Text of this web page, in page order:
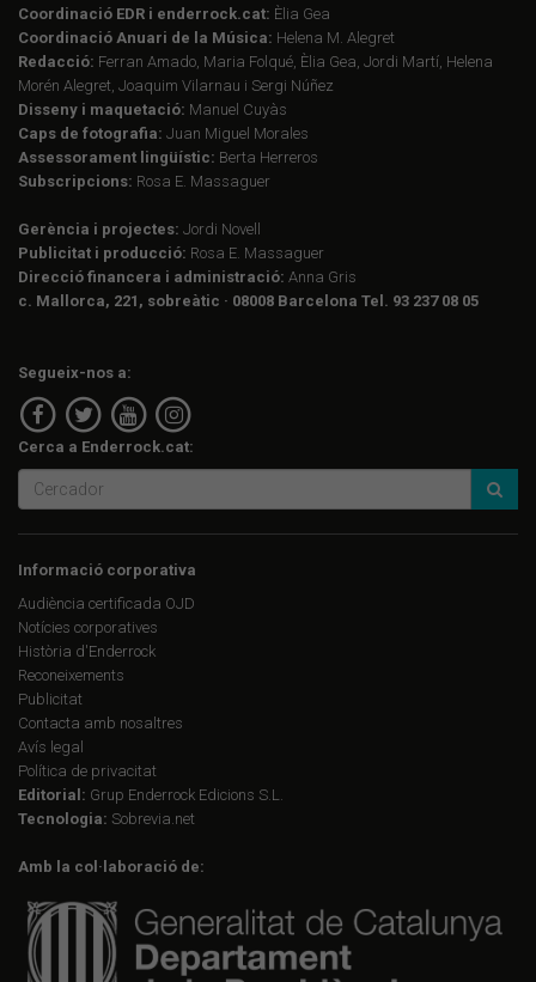
Coordinació EDR i enderrock.cat: Èlia Gea
Coordinació Anuari de la Música: Helena M. Alegret
Redacció: Ferran Amado, Maria Folqué, Èlia Gea, Jordi Martí, Helena
Morén Alegret, Joaquim Vilarnau i Sergi Núñez
Disseny i maquetació: Manuel Cuyàs
Caps de fotografia: Juan Miguel Morales
Assessorament lingüístic: Berta Herreros
Subscripcions: Rosa E. Massaguer
Gerència i projectes: Jordi Novell
Publicitat i producció: Rosa E. Massaguer
Direcció financera i administració: Anna Gris
c. Mallorca, 221, sobreàtic · 08008 Barcelona Tel. 93 237 08 05
Segueix-nos a:
Cerca a Enderrock.cat:
Informació corporativa
Audiència certificada OJD
Notícies corporatives
Història d'Enderrock
Reconeixements
Publicitat
Contacta amb nosaltres
Avís legal
Política de privacitat
Editorial: Grup Enderrock Edicions S.L.
Tecnologia: Sobrevia.net
Amb la col·laboració de: